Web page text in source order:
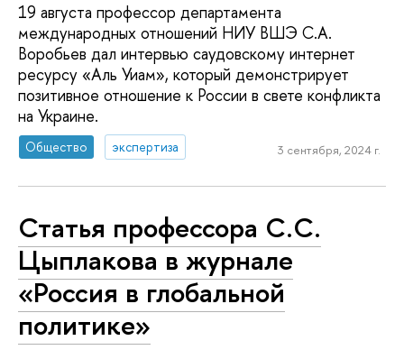
19 августа профессор департамента
международных отношений НИУ ВШЭ С.А.
Воробьев дал интервью саудовскому интернет
ресурсу «Аль Уиам», который демонстрирует
позитивное отношение к России в свете конфликта
на Украине.
Общество экспертиза 3 сентября, 2024 г.
Статья профессора С.C.
Цыплакова в журнале
«Россия в глобальной
политике»